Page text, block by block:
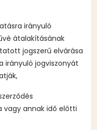
irányuló
átalakításának
jogszerű elvárása
irányuló jogviszonyát
vagy annak idő előtti